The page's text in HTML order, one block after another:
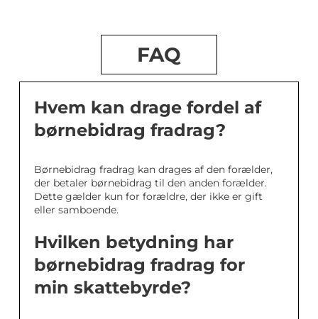
FAQ
Hvem kan drage fordel af
børnebidrag fradrag?
Børnebidrag fradrag kan drages af den forælder,
der betaler børnebidrag til den anden forælder.
Dette gælder kun for forældre, der ikke er gift
eller samboende.
Hvilken betydning har
børnebidrag fradrag for
min skattebyrde?